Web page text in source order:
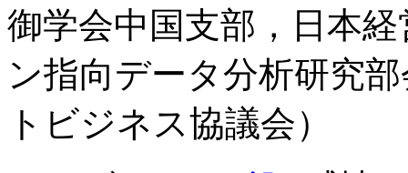
御学会中国支部，日本
ン指向データ分析研究
トビジネス協議会）